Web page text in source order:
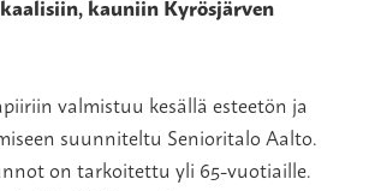
valmistuu kesällä esteetön ja
suunniteltu Senioritalo Aalto.
on tarkoitettu yli 65-vuotiaille.